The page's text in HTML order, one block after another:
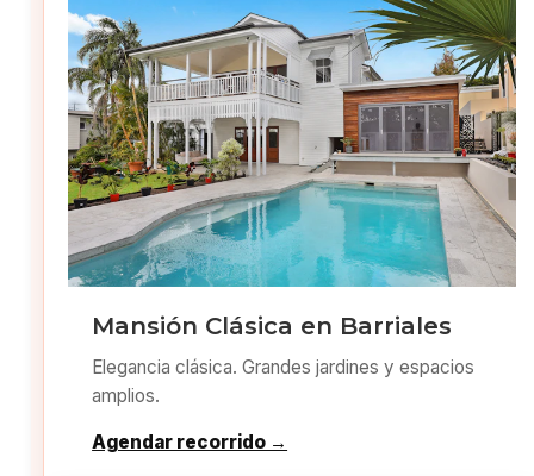
Mansión Clásica en Barriales
Elegancia clásica. Grandes jardines y espacios
amplios.
Agendar recorrido →